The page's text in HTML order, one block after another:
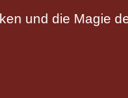
und die Magie